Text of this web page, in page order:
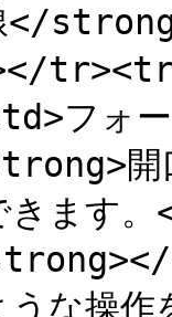
フォー
開
きま
うな操